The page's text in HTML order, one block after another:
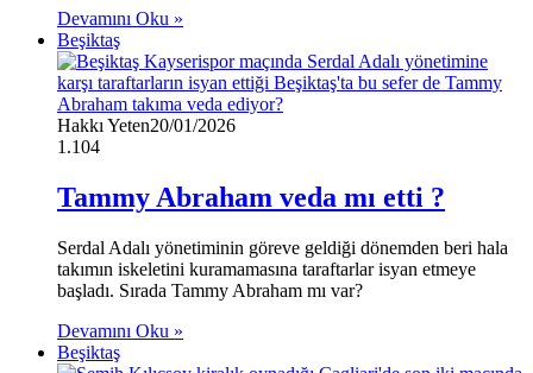
Devamını Oku »
Beşiktaş
Hakkı Yeten20/01/2026
1.104
Tammy Abraham veda mı etti ?
Serdal Adalı yönetiminin göreve geldiği dönemden beri hala
takımın iskeletini kuramamasına taraftarlar isyan etmeye
başladı. Sırada Tammy Abraham mı var?
Devamını Oku »
Beşiktaş